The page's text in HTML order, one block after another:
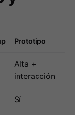
Prototipo
Alta +
interacción
Sí